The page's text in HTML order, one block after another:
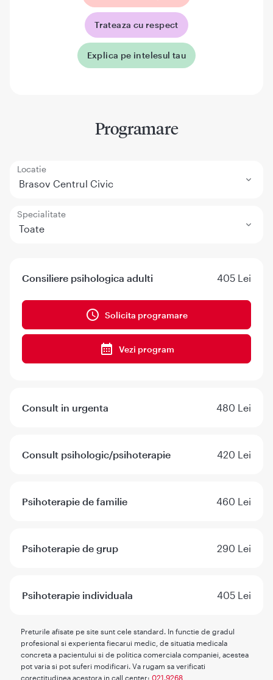
Trateaza cu respect
Explica pe intelesul tau
Programare
Locatie
Brasov Centrul Civic
Specialitate
Toate
Consiliere psihologica adulti 405 Lei
Solicita programare
Vezi program
Consult in urgenta 480 Lei
Consult psihologic/psihoterapie 420 Lei
Psihoterapie de familie 460 Lei
Psihoterapie de grup 290 Lei
Psihoterapie individuala 405 Lei
Preturile afisate pe site sunt cele standard. In functie de gradul
profesional si experienta fiecarui medic, de situatia medicala
concreta a pacientului si de politica comerciala companiei, acestea
pot varia si pot suferi modificari. Va rugam sa verificati
corectitudinea acestora in call center: 021.9268